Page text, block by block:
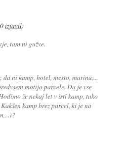
izjavil:
tam ni gužve.
ni kamp, hotel, mesto, marina,...
motijo parcele. Da je vse
že nekaj let v isti kamp, tako
kamp brez parcel, ki je na